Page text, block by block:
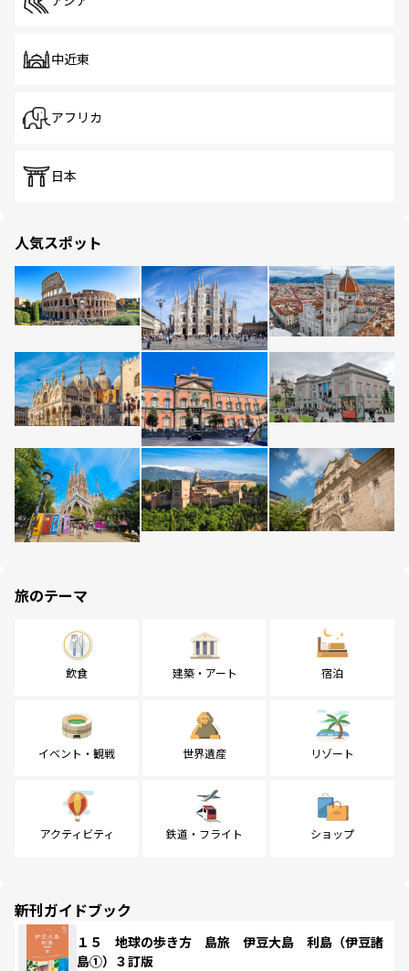
中近東
アフリカ
日本
人気スポット
旅のテーマ
飲食 建築・アート 宿泊
イベント・観戦 世界遺産 リゾート
アクティビティ 鉄道・フライト ショップ
新刊ガイドブック
１５ 地球の歩き方 島旅 伊豆大島 利島（伊豆諸
島①）３訂版